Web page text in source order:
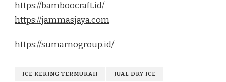
https://bamboocraft.id/
https://jammasjaya.com
https://sumarnogroup.id/
ICE KERING TERMURAH JUAL DRY ICE